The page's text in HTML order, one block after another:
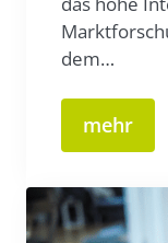
dem…
mehr